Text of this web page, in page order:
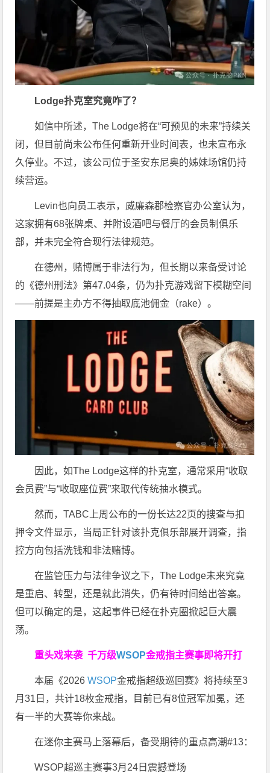
Lodge扑克室究竟咋了？
如信中所述，The Lodge将在“可预见的未来”持续关
闭，但目前尚未公布任何重新开业时间表，也未宣布永
久停业。不过，该公司位于圣安东尼奥的姊妹场馆仍持
续营运。
Levin也向员工表示，威廉森郡检察官办公室认为，
这家拥有68张牌桌、并附设酒吧与餐厅的会员制俱乐
部，并未完全符合现行法律规范。
在德州，赌博属于非法行为，但长期以来备受讨论
的《德州刑法》第47.04条，仍为扑克游戏留下模糊空间
——前提是主办方不得抽取底池佣金（rake）。
因此，如The Lodge这样的扑克室，通常采用“收取
会员费”与“收取座位费”来取代传统抽水模式。
然而，TABC上周公布的一份长达22页的搜查与扣
押令文件显示，当局正针对该扑克俱乐部展开调查，指
控方向包括洗钱和非法赌博。
在监管压力与法律争议之下，The Lodge未来究竟
是重启、转型，还是就此消失，仍有待时间给出答案。
但可以确定的是，这起事件已经在扑克圈掀起巨大震
荡。
重头戏来袭千万级WSOP金戒指主赛事即将开打
本届《2026WSOP金戒指超级巡回赛》将持续至3
月31日，共计18枚金戒指，目前已有8位冠军加冕，还
有一半的大赛等你来战。
在迷你主赛马上落幕后，备受期待的重点高潮#13：
WSOP超巡主赛事3月24日震撼登场